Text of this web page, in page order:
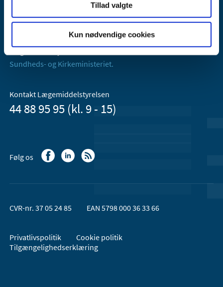
Tillad valgte
Kun nødvendige cookies
2300 København S
Sundheds- og Kirkeministeriet.
Kontakt Lægemiddelstyrelsen
44 88 95 95 (kl. 9 - 15)
Følg os
CVR-nr. 37 05 24 85 EAN 5798 000 36 33 66
Privatlivspolitik
Cookie politik
Tilgængelighedserklæring